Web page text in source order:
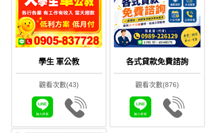
學生 軍公教
觀看次數(43)
各式貸款免費諮詢
觀看次數(876)